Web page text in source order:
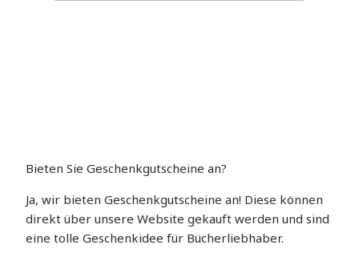
Bieten Sie Geschenkgutscheine an?
Ja, wir bieten Geschenkgutscheine an! Diese können
direkt über unsere Website gekauft werden und sind
eine tolle Geschenkidee für Bücherliebhaber.